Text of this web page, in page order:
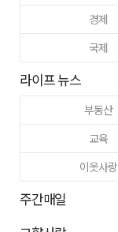
경제
국제
라이프 뉴스
부동산
교육
이웃사랑
주간매일